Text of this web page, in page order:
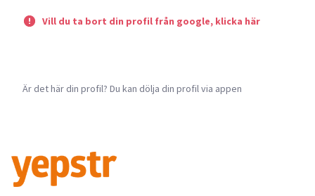
Vill du ta bort din profil från google, klicka här
Är det här din profil? Du kan dölja din profil via appen